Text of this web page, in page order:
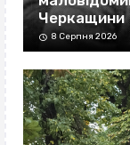
Черкащини
8 Серпня 2026